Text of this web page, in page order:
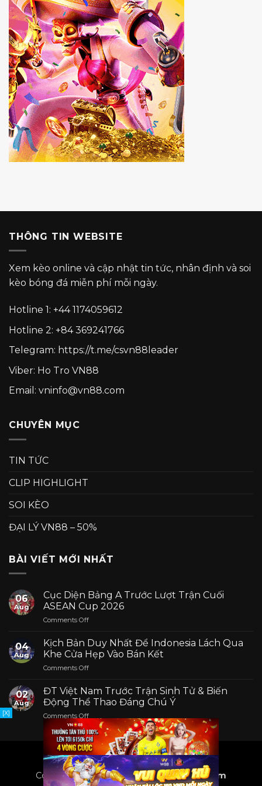
THÔNG TIN WEBSITE
Xem kèo online và cập nhật tin tức, nhân định và soi
kèo bóng đá miễn phí mỗi ngày.
Hotline 1: +44 1174059612
Hotline 2: +84 369241766
Telegram: https://t.me/csvn88leader
Viber: Ho Tro VN88
Email: vninfo@vn88.com
CHUYÊN MỤC
TIN TỨC
CLIP HIGHLIGHT
SOI KÈO
ĐẠI LÝ VN88 – 50%
BÀI VIẾT MỚI NHẤT
06
Aug
Cục Diện Bảng A Trước Lượt Trận Cuối
ASEAN Cup 2026
Comments Offon
Diện
Bảng
A
Trước
Trận
Cuối
Cup
2026
04
Aug
Kịch Bản Duy Nhất Để Indonesia Lách Qua
Khe Cửa Hẹp Vào Bán Kết
Comments Offon
Bản
Duy
Nhất
Để
Indonesia
Lách
Qua
Khe
Cửa
Hẹp
02
Aug
ĐT Việt Nam Trước Trận Sinh Tử & Biến
Động Thể Thao Đáng Chú Ý
Comments Offon
ĐT
Việt
Nam
Trước
Trận
Sinh
[X]
Copyright 2024 ©www.xemkeoonline.com